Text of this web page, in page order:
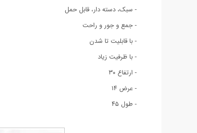
- سبک، دسته دار، قابل حمل
- جمع و جور و راحت
- با قابلیت تا شدن
- با ظرفیت زیاد
- ارتفاع ۳۰
- عرض ۱۴
- طول ۴۵